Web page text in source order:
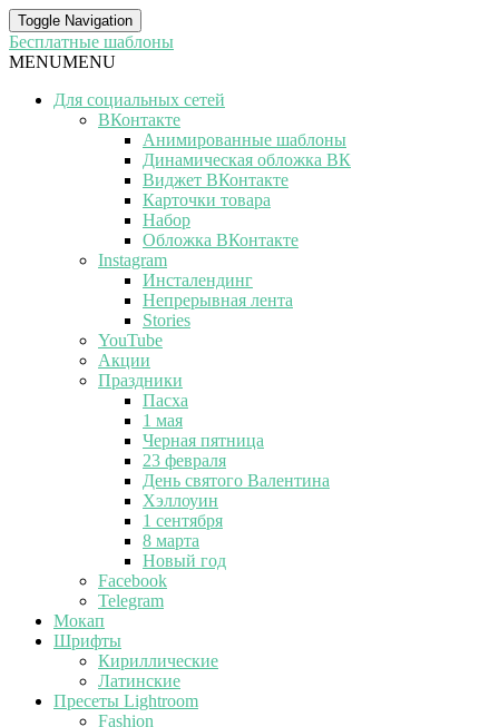
Toggle Navigation
Бесплатные шаблоны
MENUMENU
Для социальных сетей
ВКонтакте
Анимированные шаблоны
Динамическая обложка ВК
Виджет ВКонтакте
Карточки товара
Набор
Обложка ВКонтакте
Instagram
Инсталендинг
Непрерывная лента
Stories
YouTube
Акции
Праздники
Пасха
1 мая
Черная пятница
23 февраля
День святого Валентина
Хэллоуин
1 сентября
8 марта
Новый год
Facebook
Telegram
Мокап
Шрифты
Кириллические
Латинские
Пресеты Lightroom
Fashion